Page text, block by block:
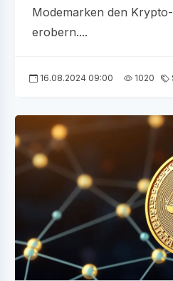
Modemarken den
erobern....
16.08.2024 09:00 1020